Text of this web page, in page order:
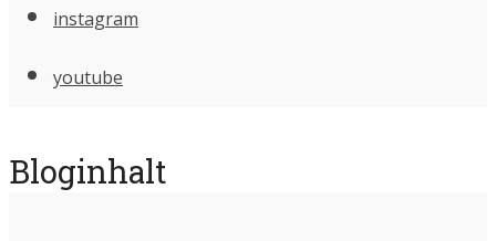
instagram
youtube
Bloginhalt